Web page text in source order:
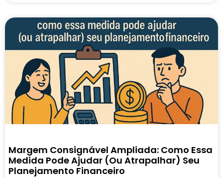
Margem Consignável Ampliada: Como Essa
Medida Pode Ajudar (ou Atrapalhar) Seu
Planejamento Financeiro